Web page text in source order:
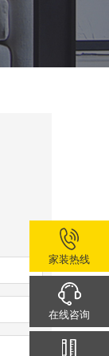
家装热线
在线咨询